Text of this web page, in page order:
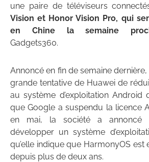
une paire de téléviseurs
Vision et Honor Vision Pro, qui
en Chine la semaine
Gadgets360.
Annoncé en fin de semaine
grande tentative de Huawei de
au système d’exploitation Android
que Google a suspendu la licence
en mai, la société a annoncé
développer un système
qu’elle indique que HarmonyOS
depuis plus de deux ans.